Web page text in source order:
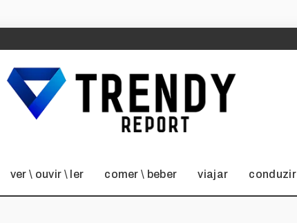
ver \ ouvir \ ler comer \ beber viajar conduzir